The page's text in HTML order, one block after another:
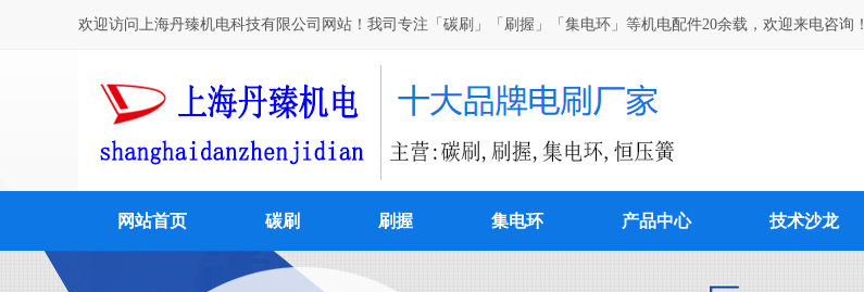
欢迎访问上海丹臻机电科技有限公司网站！我司专注「碳刷」「刷握」「集电环」等机电配件20余载，欢迎来电咨询！
网站首页 碳刷 刷握 集电环 产品中心 技术沙龙